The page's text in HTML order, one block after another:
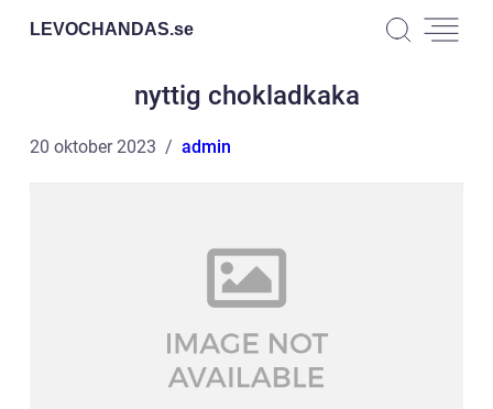
LEVOCHANDAS.se
nyttig chokladkaka
20 oktober 2023 admin